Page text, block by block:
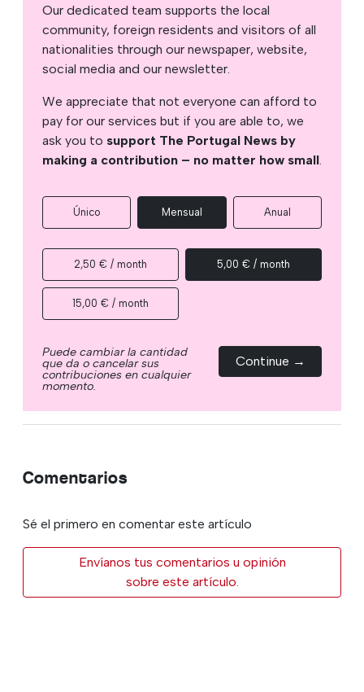
Our dedicated team supports the local
community, foreign residents and visitors of all
nationalities through our newspaper, website,
social media and our newsletter.
We appreciate that not everyone can afford to
pay for our services but if you are able to, we
ask you to support The Portugal News by
making a contribution – no matter how small.
Único Mensual Anual
2,50 € / month 5,00 € / month
15,00 € / month
Puede cambiar la cantidad
que da o cancelar sus
contribuciones en cualquier
momento.
Continue →
Comentarios
Sé el primero en comentar este artículo
Envíanos tus comentarios u opinión
sobre este artículo.